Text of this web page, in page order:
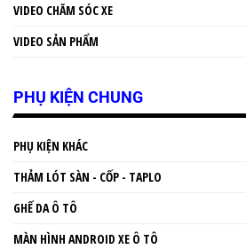
VIDEO CHĂM SÓC XE
VIDEO SẢN PHẨM
PHỤ KIỆN CHUNG
PHỤ KIỆN KHÁC
THẢM LÓT SÀN - CỐP - TAPLO
GHẾ DA Ô TÔ
MÀN HÌNH ANDROID XE Ô TÔ